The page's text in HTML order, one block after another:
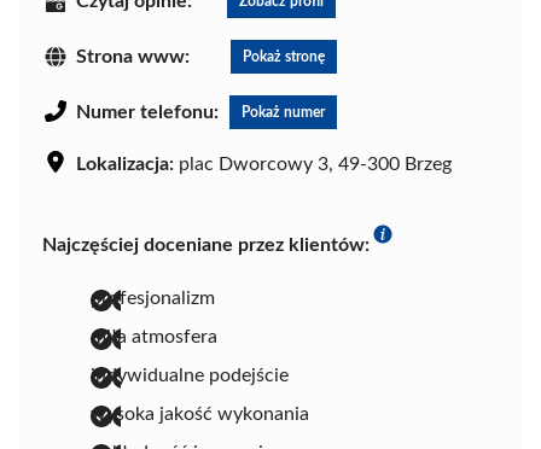
Strona www: Pokaż stronę
Numer telefonu: Pokaż numer
Lokalizacja: plac Dworcowy 3, 49-300 Brzeg
Najczęściej doceniane przez klientów:
profesjonalizm
miła atmosfera
indywidualne podejście
wysoka jakość wykonania